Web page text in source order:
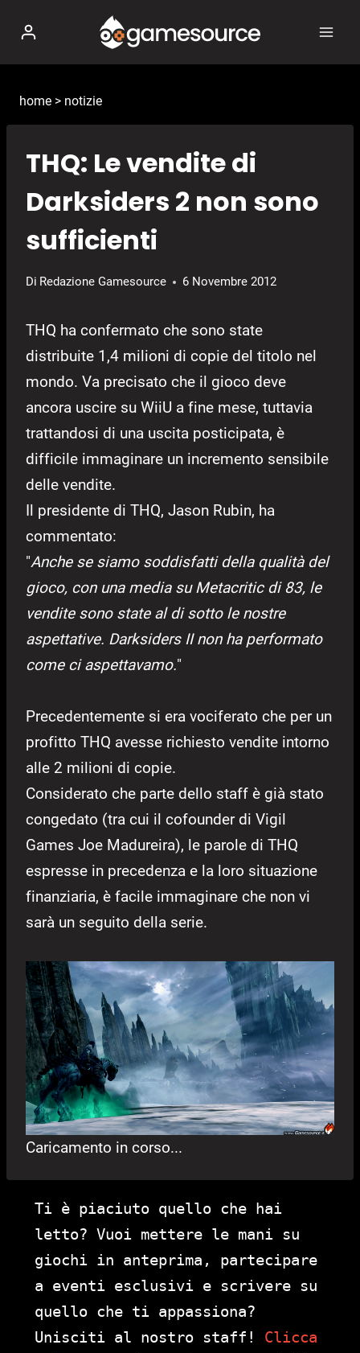
contenuto
home > notizie
THQ: Le vendite di
Darksiders 2 non sono
sufficienti
Di Redazione Gamesource 6 Novembre 2012
THQ ha confermato che sono state
distribuite 1,4 milioni di copie del titolo nel
mondo. Va precisato che il gioco deve
ancora uscire su WiiU a fine mese, tuttavia
trattandosi di una uscita posticipata, è
difficile immaginare un incremento sensibile
delle vendite.
Il presidente di THQ, Jason Rubin, ha
commentato:
"Anche se siamo soddisfatti della qualità del
gioco, con una media su Metacritic di 83, le
vendite sono state al di sotto le nostre
aspettative. Darksiders II non ha performato
come ci aspettavamo."
Precedentemente si era vociferato che per un
profitto THQ avesse richiesto vendite intorno
alle 2 milioni di copie.
Considerato che parte dello staff è già stato
congedato (tra cui il cofounder di Vigil
Games Joe Madureira), le parole di THQ
espresse in precedenza e la loro situazione
finanziaria, è facile immaginare che non vi
sarà un seguito della serie.
Caricamento in corso...
Ti è piaciuto quello che hai
letto? Vuoi mettere le mani su
giochi in anteprima, partecipare
a eventi esclusivi e scrivere su
quello che ti appassiona?
Unisciti al nostro staff! Clicca